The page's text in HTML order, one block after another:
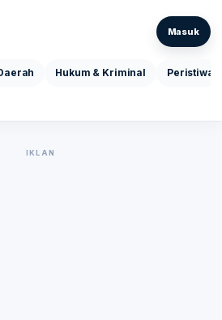
Hukum & Kriminal Peristiwa
Masuk
IKLAN